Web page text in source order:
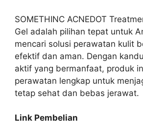
SOMETHINC ACNEDOT
Gel adalah pilihan tepat untuk
mencari solusi perawatan kulit
efektif dan aman. Dengan
aktif yang bermanfaat, produk
perawatan lengkap untuk
tetap sehat dan bebas jerawat.
Link Pembelian